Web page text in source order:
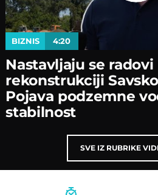
BIZNIS 4:20
Nastavljaјu se radovi
rekonstrukciјi
Poјava podzemne
stabilnost
SVE IZ RUBRIKE